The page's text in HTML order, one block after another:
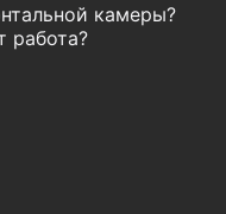
камеры?
работа?